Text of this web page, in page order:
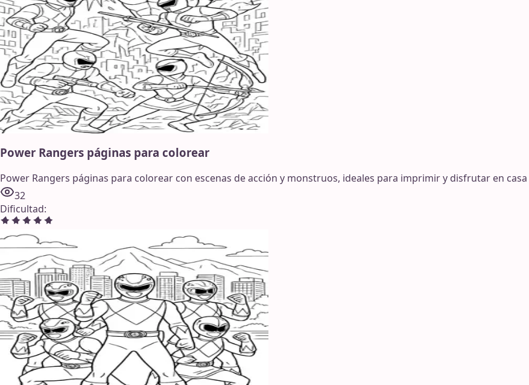
Power Rangers páginas para colorear
Power Rangers páginas para colorear con escenas de acción y monstruos, ideales para imprimir y disfrutar en casa
32
Dificultad: